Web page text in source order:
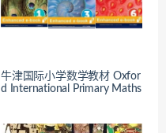
牛津国际小学数学教材 Oxfor
d International Primary Maths